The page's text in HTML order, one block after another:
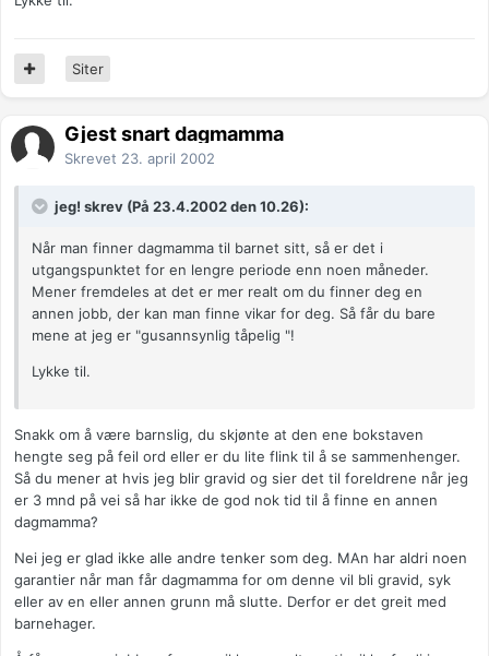
Siter
Gjest snart dagmamma
Skrevet 23. april 2002
jeg! skrev (På 23.4.2002 den 10.26):
Når man finner dagmamma til barnet sitt, så er det i
utgangspunktet for en lengre periode enn noen måneder.
Mener fremdeles at det er mer realt om du finner deg en
annen jobb, der kan man finne vikar for deg. Så får du bare
mene at jeg er "gusannsynlig tåpelig "!
Lykke til.
Snakk om å være barnslig, du skjønte at den ene bokstaven
hengte seg på feil ord eller er du lite flink til å se sammenhenger.
Så du mener at hvis jeg blir gravid og sier det til foreldrene når jeg
er 3 mnd på vei så har ikke de god nok tid til å finne en annen
dagmamma?
Nei jeg er glad ikke alle andre tenker som deg. MAn har aldri noen
garantier når man får dagmamma for om denne vil bli gravid, syk
eller av en eller annen grunn må slutte. Derfor er det greit med
barnehager.